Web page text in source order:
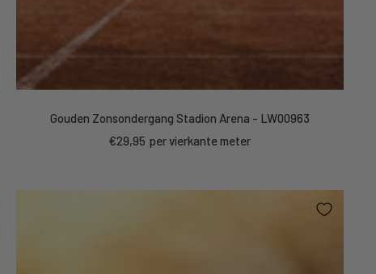
Gouden Zonsondergang Stadion Arena - LW00963
Sale
€29,95 per vierkante meter